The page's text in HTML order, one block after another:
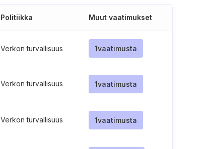
Politiikka Muut vaatimukset
Verkon turvallisuus 1vaatimusta
Verkon turvallisuus 1vaatimusta
Verkon turvallisuus 1vaatimusta